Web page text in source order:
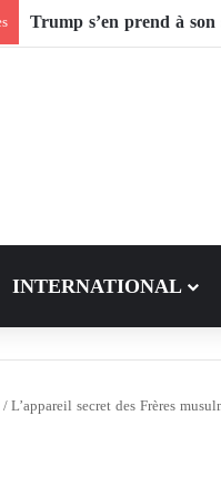
Après Ormuz, le
INTERNATIONAL
/L’appareil secret des Frères